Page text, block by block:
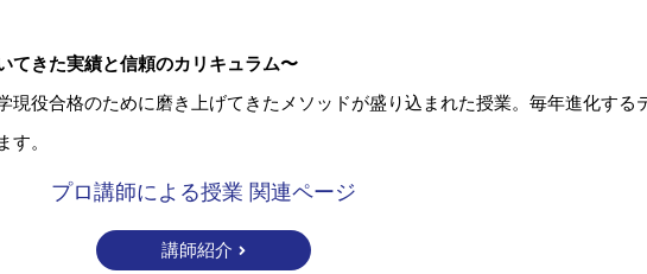
てきた実績と信頼のカリキュラム〜
現役合格のために磨き上げてきたメソッドが盛り込まれた授業。毎年進化する
す。
プロ講師による授業 関連ページ
講師紹介